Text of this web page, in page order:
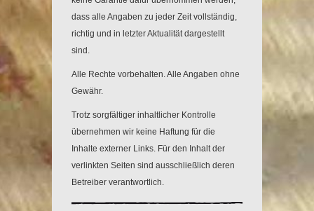
dass alle Angaben zu jeder Zeit vollständig,
richtig und in letzter Aktualität dargestellt
sind.
Alle Rechte vorbehalten. Alle Angaben ohne
Gewähr.
Trotz sorgfältiger inhaltlicher Kontrolle
übernehmen wir keine Haftung für die
Inhalte externer Links. Für den Inhalt der
verlinkten Seiten sind ausschließlich deren
Betreiber verantwortlich.